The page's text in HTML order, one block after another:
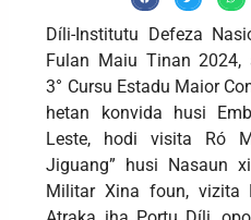
Díli-Institutu Defeza
Fulan Maiu Tinan 2024,
3° Cursu Estadu Maior
hetan konvida husi
Leste, hodi visita Ró
Jiguang” husi Nasaun
Militar Xina foun, vizita